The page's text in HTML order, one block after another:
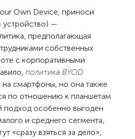
Own Device, приноси
устройство) —
предполагающая
собственных
с корпоративными
политика BYOD
на смартфоны, но она также
по отношению к планшетам
подход особенно выгоден
и среднего сегмента,
«сразу взяться за дело»,